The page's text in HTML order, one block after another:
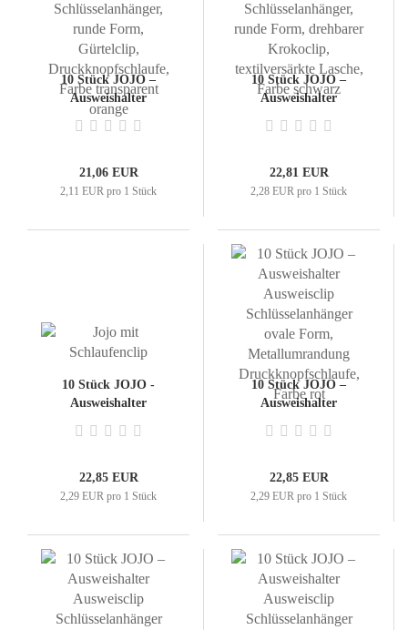
10 Stück JOJO –
Ausweishalter
Ausweisclip
Schlüsselanhänger,
Druckknopfschlaufe,
Farbe transparent
21,06 EUR
2,11 EUR pro 1 Stück
10 Stück JOJO –
Ausweishalter
Schlüsselanhänger,
Krokoclip,
textilversärkte Lasche,
22,81 EUR
2,28 EUR pro 1 Stück
10 Stück JOJO -
Ausweishalter
Schlüsselanhänger ovale
Metallumrandung und
Schlaufenclip aus
22,85 EUR
2,29 EUR pro 1 Stück
10 Stück JOJO –
Ausweishalter
Schlüsselanhänger ovale
Metallumrandung
Druckknopfschlaufe,
22,85 EUR
2,29 EUR pro 1 Stück